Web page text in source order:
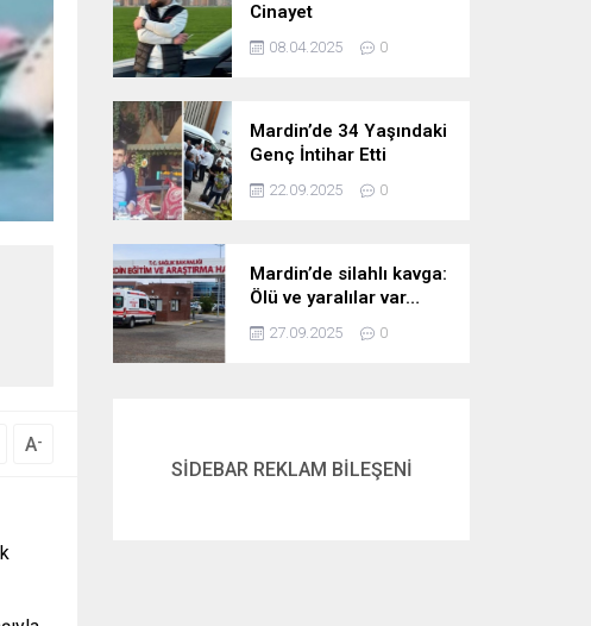
A-
Cinayet
08.04.2025 0
Mardin’de 34 Yaşındaki
Genç İntihar Etti
22.09.2025 0
Mardin’de silahlı kavga:
Ölü ve yaralılar var…
27.09.2025 0
SİDEBAR REKLAM BİLEŞENİ